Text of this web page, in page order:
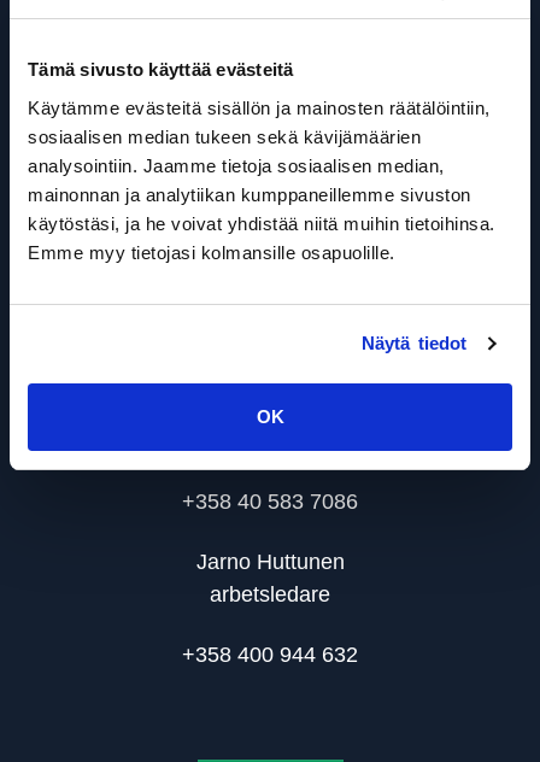
Tämä sivusto käyttää evästeitä
Käytämme evästeitä sisällön ja mainosten räätälöintiin,
sosiaalisen median tukeen sekä kävijämäärien
analysointiin. Jaamme tietoja sosiaalisen median,
mainonnan ja analytiikan kumppaneillemme sivuston
käytöstäsi, ja he voivat yhdistää niitä muihin tietoihinsa.
Emme myy tietojasi kolmansille osapuolille.
Näytä tiedot
OK
FI-94450 Keminmaa
FO-nummer: 2150384-6
Kontakta oss
Rah-Kone Coating Oy
Kauppakuja 3
FO-nummer: 2150384-6
Markus Rahkonen
+358 40 583 7086
Jarno Huttunen
arbetsledare
+358 400 944 632